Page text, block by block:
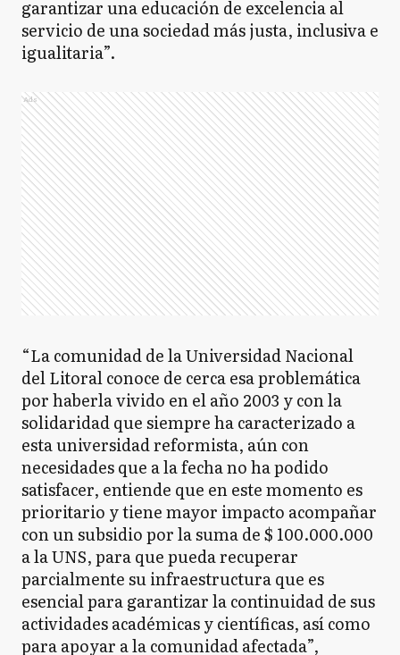
garantizar una educación de excelencia al
servicio de una sociedad más justa, inclusiva e
igualitaria”.
Ads
“La comunidad de la Universidad Nacional
del Litoral conoce de cerca esa problemática
por haberla vivido en el año 2003 y con la
solidaridad que siempre ha caracterizado a
esta universidad reformista, aún con
necesidades que a la fecha no ha podido
satisfacer, entiende que en este momento es
prioritario y tiene mayor impacto acompañar
con un subsidio por la suma de $ 100.000.000
a la UNS, para que pueda recuperar
parcialmente su infraestructura que es
esencial para garantizar la continuidad de sus
actividades académicas y científicas, así como
para apoyar a la comunidad afectada”,